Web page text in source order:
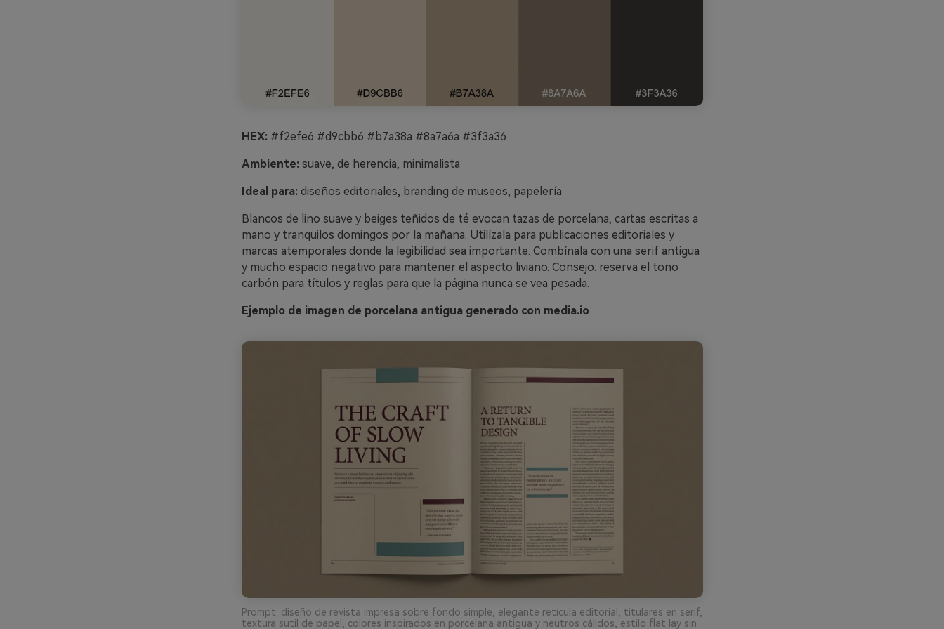
HEX:#f2efe6 #d9cbb6 #b7a38a #8a7a6a #3f3a36
Ambiente:suave, de herencia, minimalista
Ideal para:diseños editoriales, branding de museos, papelería
Blancos de lino suave y beiges teñidos de té evocan tazas de porcelana, cartas escritas a
mano y tranquilos domingos por la mañana. Utilízala para publicaciones editoriales y
marcas atemporales donde la legibilidad sea importante. Combínala con una serif antigua
y mucho espacio negativo para mantener el aspecto liviano. Consejo: reserva el tono
carbón para títulos y reglas para que la página nunca se vea pesada.
Ejemplo de imagen de porcelana antigua generado con media.io
Prompt: diseño de revista impresa sobre fondo simple, elegante retícula editorial, titulares en serif,
textura sutil de papel, colores inspirados en porcelana antigua y neutros cálidos, estilo flat lay sin